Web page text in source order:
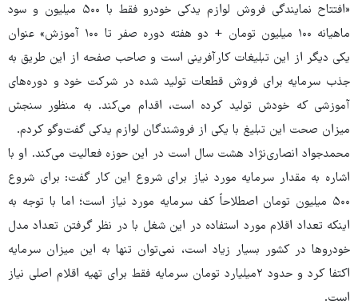
«افتتاح نمایندگی فروش لوازم یدکی خودرو فقط با ۵۰۰ میلیون و سود
ماهیانه ۱۰۰ میلیون تومان + دو هفته دوره صفر تا ۱۰۰ آموزش» عنوان
یکی دیگر از این تبلیغات کارآفرینی است و صاحب صفحه از این طریق به
جذب سرمایه برای فروش قطعات تولید شده در شرکت خود و دوره‌های
آموزشی که خودش تولید کرده است، اقدام می‌کند. به منظور سنجش
میزان صحت این تبلیغ با یکی از فروشندگان لوازم یدکی گفت‌وگو کردم.
محمدجواد انصاری‌نژاد هشت سال است در این حوزه فعالیت می‌کند. او با
اشاره به مقدار سرمایه مورد نیاز برای شروع این کار گفت: برای شروع
۵۰۰ میلیون تومان اصطلاحاً کف سرمایه مورد نیاز است؛ اما با توجه به
اینکه تعداد اقلام مورد استفاده در این شغل با در نظر گرفتن تعداد مدل
خودروها در کشور بسیار زیاد است، نمی‌توان تنها به این میزان سرمایه
اکتفا کرد و حدود ۲میلیارد تومان سرمایه فقط برای تهیه اقلام اصلی نیاز
است.